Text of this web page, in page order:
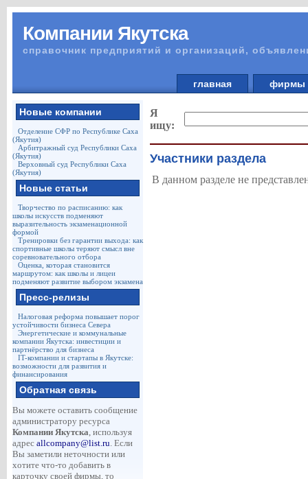
Компании Якутска
справочник предприятий и организаций,
главная
Новые компании
Отделение СФР по Республике Саха
(Якутия)
Арбитражный суд Республики Саха
(Якутия)
Верховный суд Республики Саха
(Якутия)
Новые статьи
Творчество по расписанию: как
школы искусств подменяют
выразительность экзаменационной
формой
Тренировки без гарантии выхода: как
спортивные школы теряют смысл вне
соревновательного отбора
Оценка, которая становится
маршрутом: как школы и лицеи
подменяют развитие выбором экзамена
Пресс-релизы
Налоговая реформа повышает порог
устойчивости бизнеса Севера
Энергетические и коммунальные
компании Якутска: инвестиции и
партнёрство для бизнеса
IT-компании и стартапы в Якутске:
возможности для развития и
финансирования
Обратная связь
Вы можете оставить сообщение
администратору ресурса
Компании Якутска, используя
адрес allcompany@list.ru. Если
Вы заметили неточности или
хотите что-то добавить в
карточку своей фирмы, то
Я
ищу:
Участники раздела
В данном разделе не